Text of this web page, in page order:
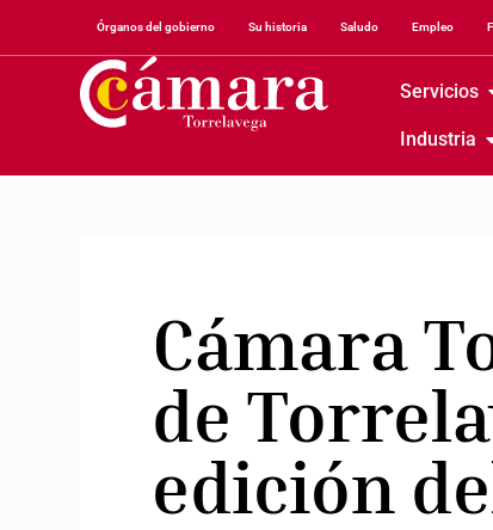
Órganos del gobierno Su historia Saludo Empleo
Servicios
Industria
Cámara
de
edición